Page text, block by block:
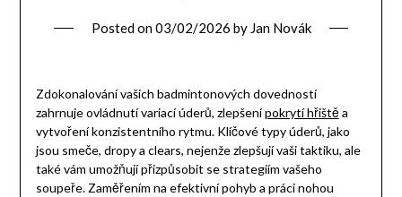
Posted on03/02/2026 by Jan Novák
Zdokonalování vašich badmintonových dovedností
zahrnuje ovládnutí variací úderů, zlepšenípokrytí hřištěa
vytvoření konzistentního rytmu. Klíčové typy úderů, jako
jsou smeče, dropy a clears, nejenže zlepšují vaši taktiku, ale
také vám umožňují přizpůsobit se strategiím vašeho
soupeře. Zaměřením na efektivní pohyb a práci nohou